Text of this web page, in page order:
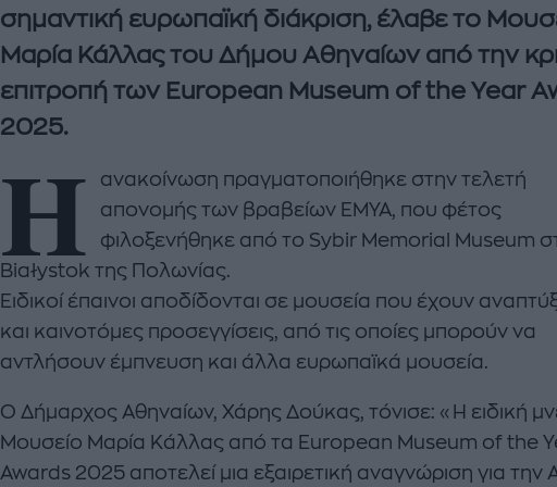
σημαντική ευρωπαϊκή διάκριση, έλαβε το
Μαρία Κάλλας του Δήμου Αθηναίων από την
επιτροπή των European Museum of the Year
2025.
Η
ανακοίνωση πραγματοποιήθηκε στην τελετή
απονομής των βραβείων EMYA, που φέτος
φιλοξενήθηκε από το Sybir Memorial Museum
Białystok της Πολωνίας.
Ειδικοί έπαινοι αποδίδονται σε μουσεία που έχουν
και καινοτόμες προσεγγίσεις, από τις οποίες μπορούν να
αντλήσουν έμπνευση και άλλα ευρωπαϊκά μουσεία.
O Δήμαρχος Αθηναίων, Χάρης Δούκας, τόνισε: «Η ειδική
Μουσείο Μαρία Κάλλας από τα European Museum of the
Awards 2025 αποτελεί μια εξαιρετική αναγνώριση για την
Majenco's Point of View
ΣΑΜΑΝΘΑ ΑΠΟΣΤΟΛΟΠΟΥΛΟΥ
Η απόλυτη καλοκαιρινή
δροσερή σαλάτα με
καρπούζι, φέτα και φράουλες
που θα λατρέψετε
A STORY BY KORI
Nτίνα Νικολάου: «Όταν
έπαθα την πρώτη κρίση
πανικού νόμιζα πως θα
πεθάνω»